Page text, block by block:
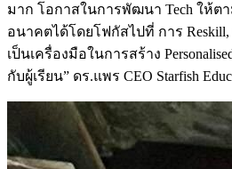
มาก โอกาสในการพัฒนา Tech ให้ต
อนาคตได้โดยโฟกัสไปที่ การ Reskill,
เป็นเครื่องมือในการสร้าง
กับผู้เรียน” ดร.แพร CEO Starfish